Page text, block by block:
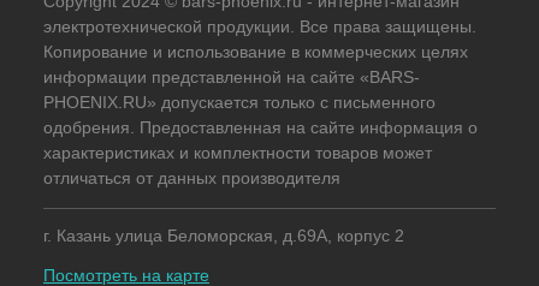
электротехнической продукции. Все права защищены.
Копирование и использование в коммерческих целях
информации представленной на сайте «BARS-
PHOENIX.RU» допускается только с письменного
одобрения. Предоставленная на сайте информация о
характеристиках и комплектности товаров может
отличаться от данных производителя
г. Казань улица Беломорская, д.69А, корпус 2
Посмотреть на карте